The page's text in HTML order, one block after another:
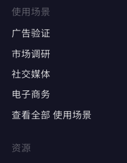
Google Ads、
账户操作
确保每个广告账户
发审核
广告效果测试
精准定位特定地
使用场景
广告验证
市场调研
社交媒体
电子商务
查看全部 使用场景
资源